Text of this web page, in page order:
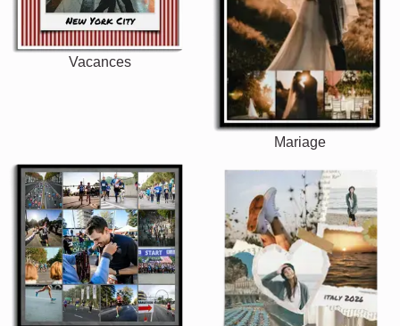
Vacances
Mariage